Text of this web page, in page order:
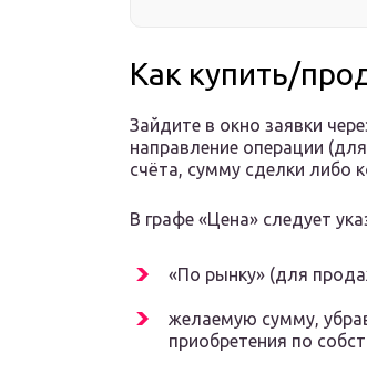
Как купить/
Зайдите в окно заявки
направление операции
счёта, сумму сделки либо
В графе «Цена» следует
«По рынку» (для
желаемую сумму,
приобретения по